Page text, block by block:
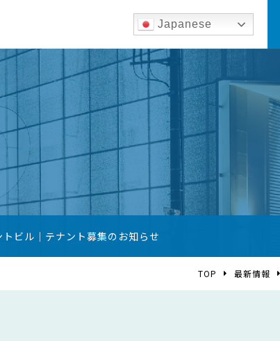
Japanese
ビル｜テナント募集のお知らせ
TOP 最新情報